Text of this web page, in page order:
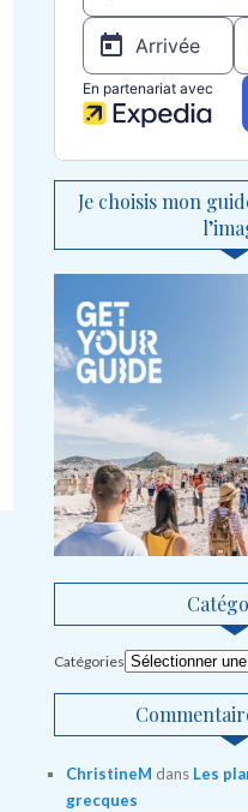
Je choisis mon
Catégories
ChristineM dans Les
grecques